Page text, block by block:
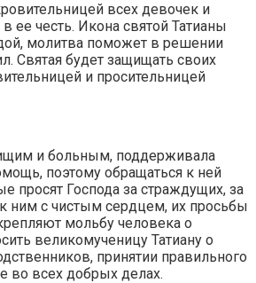
всех девочек и
ее честь. Икона святой Татианы
молитва поможет в решении
Святая будет защищать своих
и просительницей
и больным, поддерживала
поэтому обращаться к ней
просят Господа за страждущих, за
к ним с чистым сердцем, их просьбы
мольбу человека о
великомученицу Татиану о
принятии правильного
во всех добрых делах.